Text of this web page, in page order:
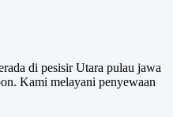
di pesisir Utara pulau jawa
Kami melayani penyewaan